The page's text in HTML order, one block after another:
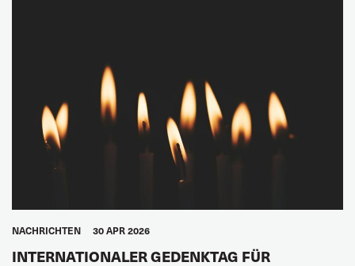
NACHRICHTEN 30 APR 2026
INTERNATIONALER GEDENKTAG FÜR